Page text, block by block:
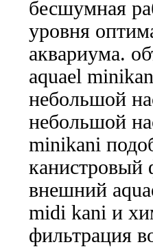
бесшумная
уровня
аквариума.
aquael
небольшой
небольшой
minikani
канистровый
внешний
midi kani и
фильтрация